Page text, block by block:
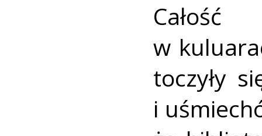
w
toczyły
i